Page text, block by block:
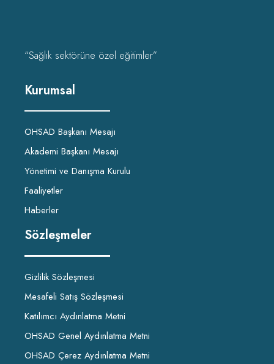
“Sağlık sektörüne özel eğitimler”
Kurumsal
OHSAD Başkanı Mesajı
Akademi Başkanı Mesajı
Yönetimi ve Danışma Kurulu
Faaliyetler
Haberler
Sözleşmeler
Gizlilik Sözleşmesi
Mesafeli Satış Sözleşmesi
Katılımcı Aydınlatma Metni
OHSAD Genel Aydınlatma Metni
OHSAD Çerez Aydınlatma Metni